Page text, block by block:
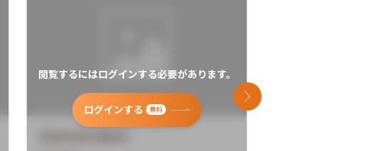
閲覧するにはログインする必要があります。
ログインする 無料
次のスライド